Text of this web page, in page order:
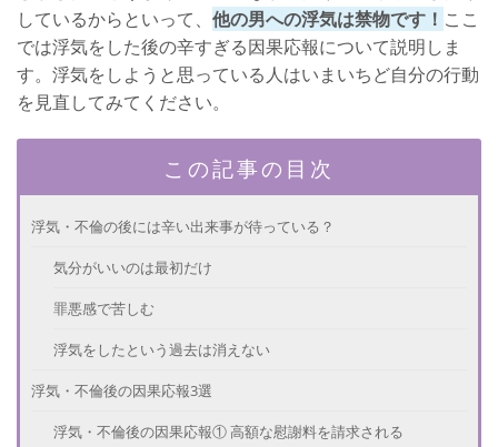
しているからといって、 他の男への浮気は禁物です！ ここ
では浮気をした後の辛すぎる因果応報について説明しま
す。浮気をしようと思っている人はいまいちど自分の行動
を見直してみてください。
この記事の目次
浮気・不倫の後には辛い出来事が待っている？
気分がいいのは最初だけ
罪悪感で苦しむ
浮気をしたという過去は消えない
浮気・不倫後の因果応報3選
浮気・不倫後の因果応報① 高額な慰謝料を請求される